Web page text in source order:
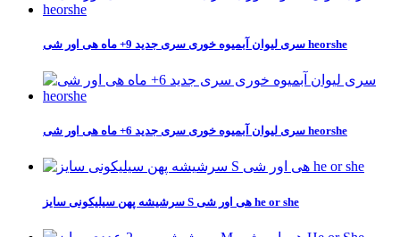
سری لیوان آبمیوه خوری سری جدید 9+ ماه هی اور شی heorshe
سری لیوان آبمیوه خوری سری جدید 6+ ماه هی اور شی heorshe
سرشیشه پهن سیلیکونی سایز S هی اور شی he or she